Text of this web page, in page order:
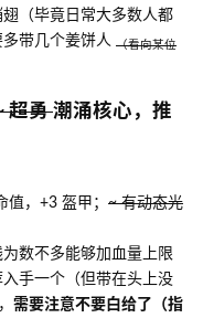
（毕竟日常大多数人都
带几个姜饼人 （看向某位
超勇潮涌核心，推
，+3 盔甲； ~ 有动态光
数不多能够加血量上限
手一个（但带在头上没
需要注意不要白给了（指